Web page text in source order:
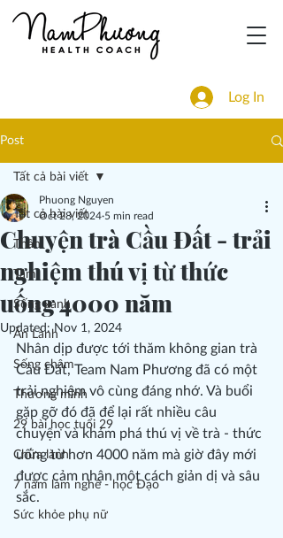
Log In
Post
Tất cả bài viết
Thân
Tâm
Sống xanh
Ăn Lành
Sống chậm
Thương mình
29 bài học tuổi 29
Chữa lành
7 năm làm nghề - học Đạo
Sức khỏe phụ nữ
Tất cả bài viết
Chuyện trà Cầu Đất - trải
nghiệm thú vị từ thức
uống 4000 năm
Phuong Nguyen
Oct 28, 2024 5 min read
Updated:Nov 1, 2024
Nhân dịp được tới thăm không gian trà
Cầu Đất, Team Nam Phương đã có một
trải nghiệm vô cùng đáng nhớ. Và buổi
gặp gỡ đó đã để lại rất nhiều câu
chuyện và khám phá thú vị về trà - thức
uống từ hơn 4000 năm mà giờ đây mới
được cảm nhận một cách giản dị và sâu
sắc.